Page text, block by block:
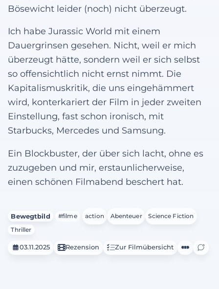
Bösewicht leider (noch) nicht überzeugt.
Ich habe Jurassic World mit einem
Dauergrinsen gesehen. Nicht, weil er mich
überzeugt hätte, sondern weil er sich selbst
so offensichtlich nicht ernst nimmt. Die
Kapitalismuskritik, die uns eingehämmert
wird, konterkariert der Film in jeder zweiten
Einstellung, fast schon ironisch, mit
Starbucks, Mercedes und Samsung.
Ein Blockbuster, der über sich lacht, ohne es
zuzugeben und mir, erstaunlicherweise,
einen schönen Filmabend beschert hat.
Bewegtbild #filme action Abenteuer
Science Fiction
Thriller
03.11.2025 Rezension Zur Filmübersicht